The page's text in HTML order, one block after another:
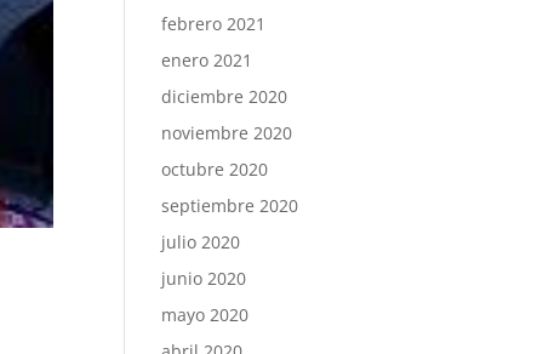
febrero 2021
enero 2021
diciembre 2020
noviembre 2020
octubre 2020
septiembre 2020
julio 2020
junio 2020
mayo 2020